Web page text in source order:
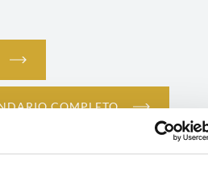
COMPLETO
PDF